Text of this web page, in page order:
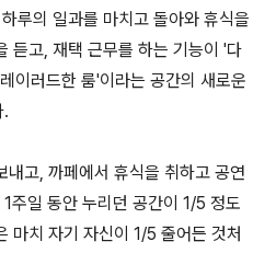
루의 일과를 마치고 돌아와 휴식을
듣고, 재택 근무를 하는 기능이 '다
이러드한 룸'이라는 공간의 새로운
.
내고, 까페에서 휴식을 취하고 공연
주일 동안 누리던 공간이 1/5 정도
마치 자기 자신이 1/5 줄어든 것처